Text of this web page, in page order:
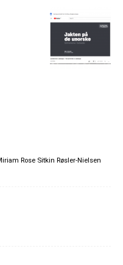
Rose Sitkin Røsler-Nielsen